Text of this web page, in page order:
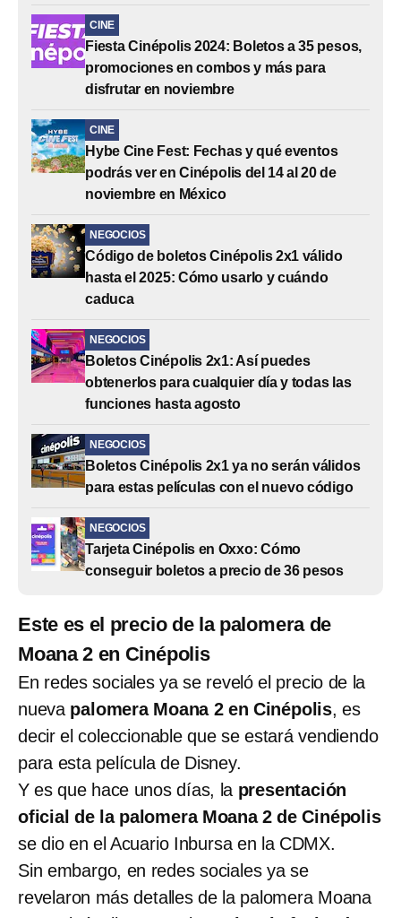
CINE
Fiesta Cinépolis 2024: Boletos a 35 pesos,
promociones en combos y más para
disfrutar en noviembre
CINE
Hybe Cine Fest: Fechas y qué eventos
podrás ver en Cinépolis del 14 al 20 de
noviembre en México
NEGOCIOS
Código de boletos Cinépolis 2x1 válido
hasta el 2025: Cómo usarlo y cuándo
caduca
NEGOCIOS
Boletos Cinépolis 2x1: Así puedes
obtenerlos para cualquier día y todas las
funciones hasta agosto
NEGOCIOS
Boletos Cinépolis 2x1 ya no serán válidos
para estas películas con el nuevo código
NEGOCIOS
Tarjeta Cinépolis en Oxxo: Cómo
conseguir boletos a precio de 36 pesos
Este es el precio de la palomera de
Moana 2 en Cinépolis
En redes sociales ya se reveló el precio de la
nueva palomera Moana 2 en Cinépolis, es
decir el coleccionable que se estará vendiendo
para esta película de Disney.
Y es que hace unos días, la presentación
oficial de la palomera Moana 2 de Cinépolis
se dio en el Acuario Inbursa en la CDMX.
Sin embargo, en redes sociales ya se
revelaron más detalles de la palomera Moana